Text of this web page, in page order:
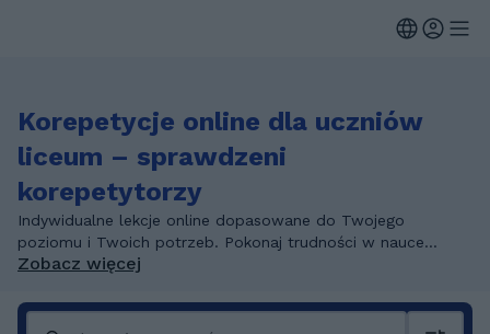
Korepetycje online dla uczniów
liceum – sprawdzeni
korepetytorzy
Indywidualne lekcje online dopasowane do Twojego
poziomu i Twoich potrzeb. Pokonaj trudności w nauce...
Zobacz więcej